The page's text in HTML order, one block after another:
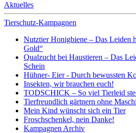
Aktuelles
Tierschutz-Kampagnen
Nutztier Honigbiene – Das Leiden
Gold“
Qualzucht bei Haustieren – Das
Schein
Hühner- Eier - Durch bewussten
Insekten, wir brauchen euch!
TODSCHICK – So viel Tierleid
Tierfreundlich gärtnern ohne
Mein Kind wünscht sich ein Tier
Froschschenkel, nein Danke!
Kampagnen Archiv